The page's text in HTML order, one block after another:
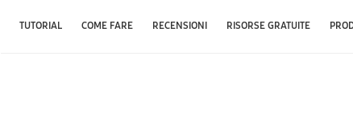
TUTORIAL COME FARE RECENSIONI RISORSE GRATUITE